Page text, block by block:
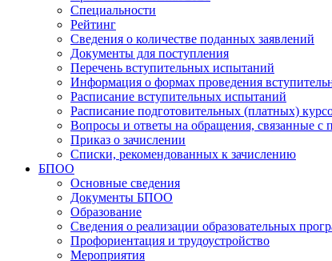
Специальности
Рейтинг
Сведения о количестве поданных заявлений
Документы для поступления
Перечень вступительных испытаний
Информация о формах проведения
Расписание вступительных испытаний
Расписание подготовительных (платных)
Вопросы и ответы на обращения, связанные с
Приказ о зачислении
Списки, рекомендованных к зачислению
БПОО
Основные сведения
Документы БПОО
Образование
Сведения о реализации образовательных
Профориентация и трудоустройство
Мероприятия